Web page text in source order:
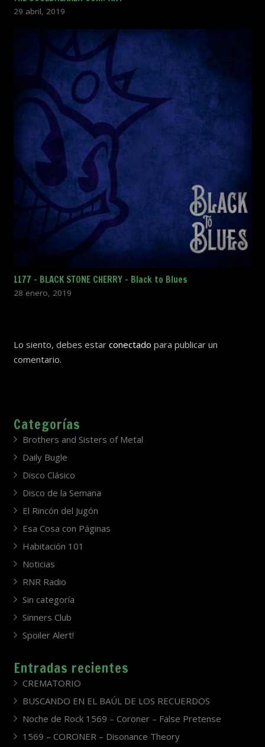
29 abril, 2019
1177 – BLACK STONE CHERRY – Black to Blues
28 enero, 2019
Lo siento, debes estar conectado para publicar un
comentario.
Categorías
Brothers and Sisters of Metal
Daily Bugle
Disco Clásico
Disco de la Semana
El Rincón del Jugón
Esa Cosa con Páginas
Habitación 101
Noticias
RNR Radio
Sin categoría
Sinners Club
Spoiler Alert!
Entradas recientes
CREMATORIO
BUSCANDO EN EL BAÚL DE LOS RECUERDOS
Noche de Rock 1569 – Coroner – False Pretense
1569 – CORONER – Disonance Theory